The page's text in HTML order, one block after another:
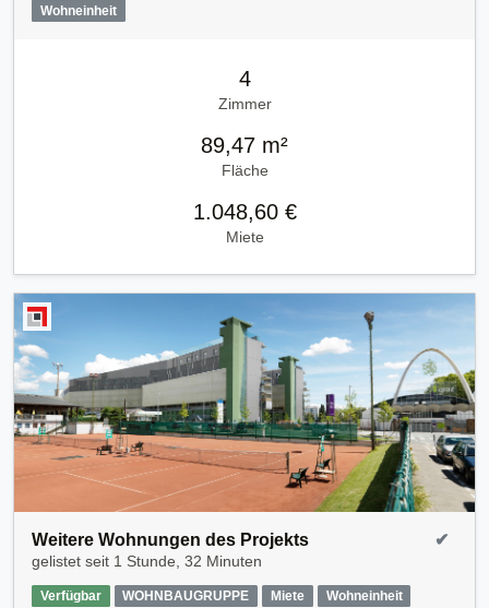
Wohneinheit
4
Zimmer
89,47 m²
Fläche
1.048,60 €
Miete
Weitere Wohnungen des Projekts
gelistet seit 1 Stunde, 32 Minuten
Verfügbar WOHNBAUGRUPPE Miete Wohneinheit
✔